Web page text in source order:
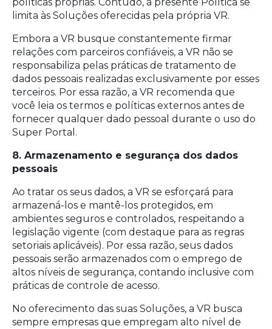
limita às Soluções oferecidas pela própria VR.
Embora a VR busque constantemente firmar
relações com parceiros confiáveis, a VR não se
responsabiliza pelas práticas de tratamento de
dados pessoais realizadas exclusivamente por esses
terceiros. Por essa razão, a VR recomenda que
você leia os termos e políticas externos antes de
fornecer qualquer dado pessoal durante o uso do
Super Portal.
8. Armazenamento e segurança dos dados
pessoais
Ao tratar os seus dados, a VR se esforçará para
armazená-los e mantê-los protegidos, em
ambientes seguros e controlados, respeitando a
legislação vigente (com destaque para as regras
setoriais aplicáveis). Por essa razão, seus dados
pessoais serão armazenados com o emprego de
altos níveis de segurança, contando inclusive com
práticas de controle de acesso.
No oferecimento das suas Soluções, a VR busca
sempre empresas que empregam alto nível de